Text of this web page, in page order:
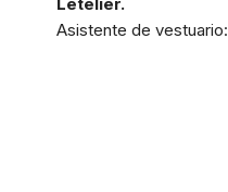
Asistente de vestuario: